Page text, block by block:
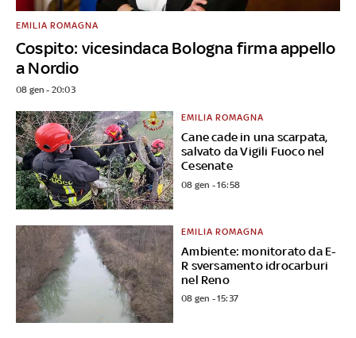
Cospito: vicesindaca Bologna firma appello
a Nordio
EMILIA ROMAGNA
08 gen - 20:03
Cane cade in una scarpata,
salvato da Vigili Fuoco nel
Cesenate
EMILIA ROMAGNA
08 gen - 16:58
Ambiente: monitorato da E-
R sversamento idrocarburi
nel Reno
EMILIA ROMAGNA
08 gen - 15:37